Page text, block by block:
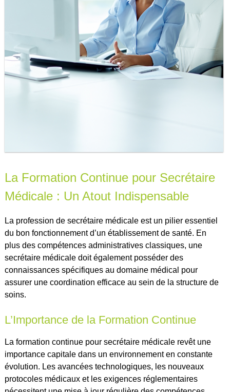
La Formation Continue pour Secrétaire
Médicale : Un Atout Indispensable
La profession de secrétaire médicale est un pilier essentiel
du bon fonctionnement d’un établissement de santé. En
plus des compétences administratives classiques, une
secrétaire médicale doit également posséder des
connaissances spécifiques au domaine médical pour
assurer une coordination efficace au sein de la structure de
soins.
L’Importance de la Formation Continue
La formation continue pour secrétaire médicale revêt une
importance capitale dans un environnement en constante
évolution. Les avancées technologiques, les nouveaux
protocoles médicaux et les exigences réglementaires